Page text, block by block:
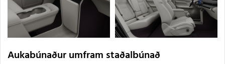
Aukabúnaður umfram staðalbúnað